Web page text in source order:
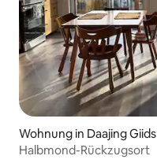
Wohnung in Daajing Giids
Halbmond-Rückzugsort